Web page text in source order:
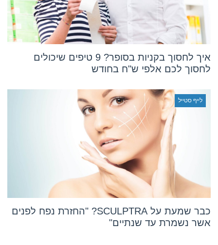
איך לחסוך בקניות בסופר? 9 טיפים שיכולים
לחסוך לכם אלפי ש"ח בחודש
לייף סטייל
כבר שמעת על SCULPTRA? "החזרת נפח לפנים
אשר נשמרת עד שנתיים"